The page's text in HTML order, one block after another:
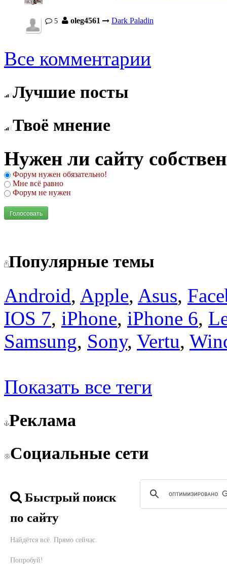
5 oleg4561 Dark Paladin
Все комментарии
Лучшие посты
Твоё мнение
Нужен ли сайту
Форум нужен обязательно!
Мне всё равно
Форум не нужен
Голосовать
Популярные темы
Android, Apple, Asus,
IOS 7, iPhone, iPhone 6,
Samsung, Sony, Vertu,
Показать все теги
Реклама
Социальные сети
Быстрый поиск
по сайту
Найдётся всё. Прямо сейчас.
Попробуй!